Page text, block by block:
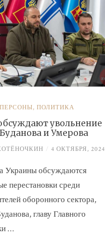
ПЕРСОНЫ, ПОЛИТИКА
увольнение
и Умерова
/ 4 ОКТЯБРЯ, 2024
Украины обсуждаются
перестановки среди
оборонного сектора,
главу Главного
…